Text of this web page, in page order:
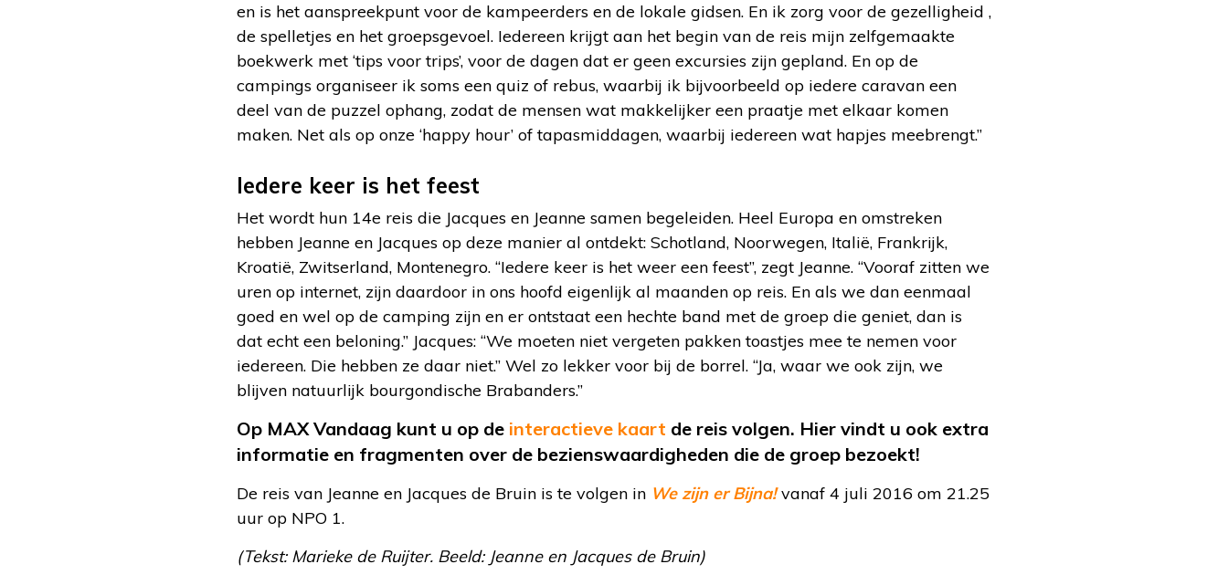
en is het aanspreekpunt voor de kampeerders en de lokale gidsen. En ik zorg voor de gezelligheid ,
de spelletjes en het groepsgevoel. Iedereen krijgt aan het begin van de reis mijn zelfgemaakte
boekwerk met ‘tips voor trips’, voor de dagen dat er geen excursies zijn gepland. En op de
campings organiseer ik soms een quiz of rebus, waarbij ik bijvoorbeeld op iedere caravan een
deel van de puzzel ophang, zodat de mensen wat makkelijker een praatje met elkaar komen
maken. Net als op onze ‘happy hour’ of tapasmiddagen, waarbij iedereen wat hapjes meebrengt.”
Iedere keer is het feest
Het wordt hun 14e reis die Jacques en Jeanne samen begeleiden. Heel Europa en omstreken
hebben Jeanne en Jacques op deze manier al ontdekt: Schotland, Noorwegen, Italië, Frankrijk,
Kroatië, Zwitserland, Montenegro. “Iedere keer is het weer een feest”, zegt Jeanne. “Vooraf zitten we
uren op internet, zijn daardoor in ons hoofd eigenlijk al maanden op reis. En als we dan eenmaal
goed en wel op de camping zijn en er ontstaat een hechte band met de groep die geniet, dan is
dat echt een beloning.’’ Jacques: “We moeten niet vergeten pakken toastjes mee te nemen voor
iedereen. Die hebben ze daar niet.” Wel zo lekker voor bij de borrel. “Ja, waar we ook zijn, we
blijven natuurlijk bourgondische Brabanders.’’
Op MAX Vandaag kunt u op de interactieve kaart de reis volgen. Hier vindt u ook extra
informatie en fragmenten over de bezienswaardigheden die de groep bezoekt!
De reis van Jeanne en Jacques de Bruin is te volgen in We zijn er Bijna!vanaf 4 juli 2016 om 21.25
uur op NPO 1.
(Tekst: Marieke de Ruijter. Beeld: Jeanne en Jacques de Bruin)